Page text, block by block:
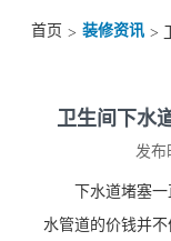
首页 > 装修资讯 >
卫生间下水
发
下水道堵塞
水管道的价钱并